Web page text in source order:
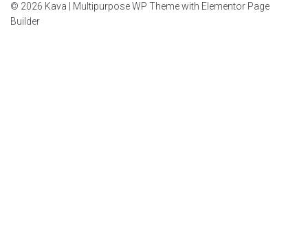
© 2026 Kava | Multipurpose WP Theme with Elementor Page
Builder